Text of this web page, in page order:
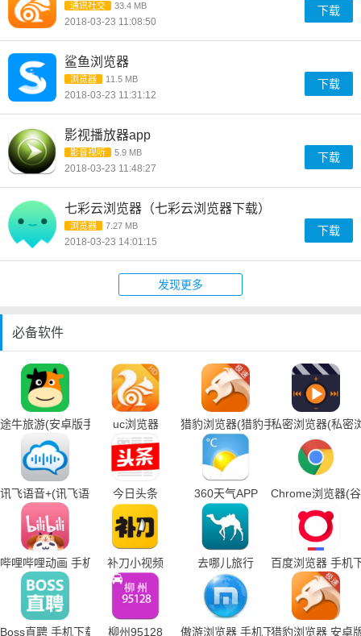
通讯社交 33.4 MB
2018-03-23 11:08:50
下载
鲨鱼浏览器
浏览器 11.5 MB
2018-03-23 11:31:12
下载
影视播放器app
影音视听 5.9 MB
2018-03-23 11:48:27
下载
七彩云浏览器（七彩云浏览器下载）
浏览器 7.27 MB
2018-03-23 14:01:15
下载
发现更多
必备软件
途牛旅游(安卓版手机下载)uc浏览器 猎豹浏览器(猎豹手机浏览器下载)
私密浏览器(私密
讯飞语音+(讯飞语音输入法手机下载)
今日头条 360天气APP Chrome浏览器(
哔哩哔哩动画 手机下载补刀小视频 去哪儿旅行 百度浏览器 手机
Boss直聘 手机下载 柳州95128 傲游浏览器 手机下载猎豹浏览器 安卓